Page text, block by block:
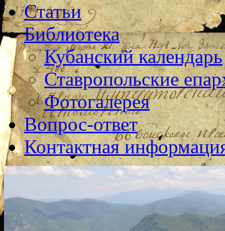
Статьи
Библиотека
Кубанский календарь
Ставропольские
Фотогалерея
Вопрос-ответ
Контактная